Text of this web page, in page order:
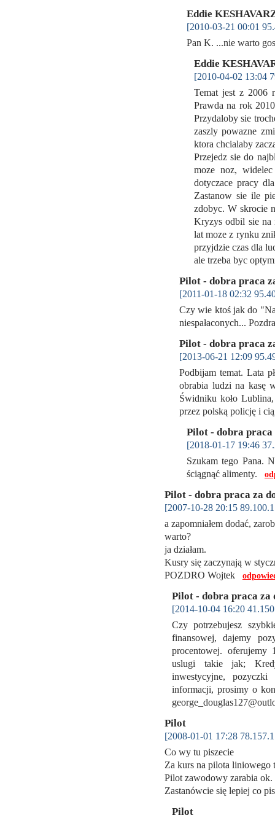
Eddie
[2010-03-21 00:01
Pan K. ...nie warto
Eddie
[2010-04-02 13:04
Temat jest z 2006
Prawda na rok
Przydaloby sie
zaszly powazne
ktora chcialaby
Przejedz sie do
moze noz,
dotyczace pracy
Zastanow sie ile
zdobyc. W skrocie
Kryzys odbil sie na
lat moze z rynku
przyjdzie czas dla
ale trzeba byc
Pilot - dobra praca
[2011-01-18 02:32
Czy wie ktoś jak do
niespałaconych...
Pilot - dobra praca
[2013-06-21 12:09
Podbijam temat. Lata
obrabia ludzi na kasę
Świdniku koło
przez polską policję i
Pilot - dobra praca
[2018-01-17 19:46
Szukam tego Pana.
ściągnąć alimenty.
Pilot - dobra praca za
[2007-10-28 20:15
a zapomniałem dodać,
warto?
ja działam.
Kusry się zaczynają w
POZDRO Wojtek
Pilot - dobra praca za
[2014-10-04 16:20
Czy potrzebujesz
finansowej, dajemy
procentowej.
uslugi takie jak;
inwestycyjne,
informacji, prosimy o
Pilot
[2008-01-01 17:28
Co wy tu piszecie
Za kurs na pilota liniowego
Pilot zawodowy zarabia ok.
Zastanówcie się lepiej co
Pilot